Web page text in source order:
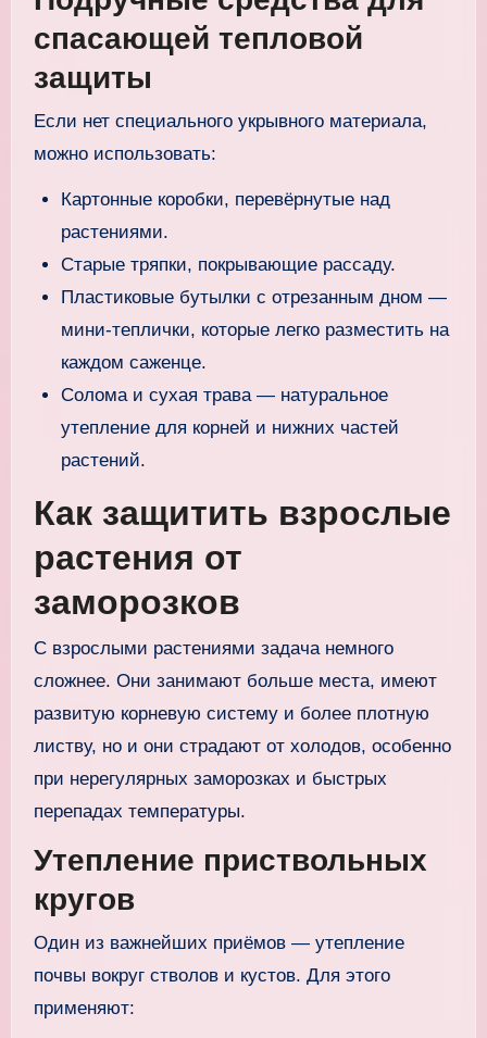
спасающей тепловой
защиты
Если нет специального укрывного материала,
можно использовать:
Картонные коробки, перевёрнутые над
растениями.
Старые тряпки, покрывающие рассаду.
Пластиковые бутылки с отрезанным дном —
мини-теплички, которые легко разместить на
каждом саженце.
Солома и сухая трава — натуральное
утепление для корней и нижних частей
растений.
Как защитить взрослые
растения от
заморозков
С взрослыми растениями задача немного
сложнее. Они занимают больше места, имеют
развитую корневую систему и более плотную
листву, но и они страдают от холодов, особенно
при нерегулярных заморозках и быстрых
перепадах температуры.
Утепление приствольных
кругов
Один из важнейших приёмов — утепление
почвы вокруг стволов и кустов. Для этого
применяют: